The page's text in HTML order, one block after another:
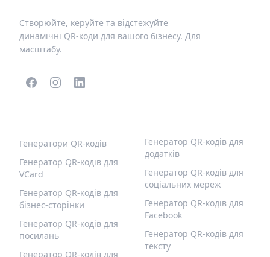
Створюйте, керуйте та відстежуйте
динамічні QR-коди для вашого бізнесу. Для
масштабу.
Генератори QR-кодів
Генератор QR-кодів для
VCard
Генератор QR-кодів для
бізнес-сторінки
Генератор QR-кодів для
посилань
Генератор QR-кодів для
Генератор QR-кодів для
додатків
Генератор QR-кодів для
соціальних мереж
Генератор QR-кодів для
Facebook
Генератор QR-кодів для
тексту